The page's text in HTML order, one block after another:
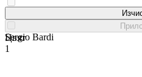
Sergio Bardi
Цвят
1